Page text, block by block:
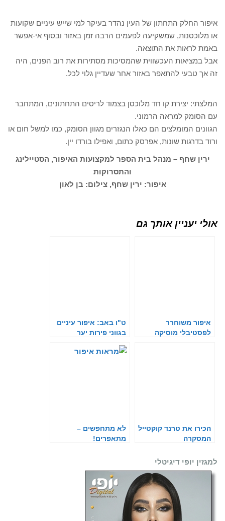
איפור החלק התחתון של העין נהדר בעיקר למי שייש עיניים שקועות
או מלוכסנות, שמשקיעה לפעמים הרבה זמן באזור ובסוף אי-אפשר
באמת לראות את התוצאה.
אבל במציאות העכשווית שהמסיכות מסתירות את רוב הפנים, היה
זה אך טבעי להתאפר באזור אחר שעדיין גלוי לכל.
המלצתי: יצירת קו חד מלוכסן בצמוד לריסים התחתונים, המתחבר
עם הסומק למראה הרמוני.
הגוונים המומלצים הם כאלו הנגזרים מגוון הסומק, כמו למשל חום או
ורוד בדרגות שונות, אפרסק כתום, ואפילו בורדו יין.
ירין שחף – מנהל בית הספר למקצועות האיפור, הסטיילינג
והתסרוקות
איפור: ירין שחף, צילום: בן לאון
אולי יעניין אותך גם
איפור משוחרר
לפסטיבלי מוסיקה
ט"ו באב: איפור עיניים
בגווני פירות יער
הכירו את טרנד קוקטייל
המסקרה
לא מתחפשים –
מתאפרים!
למגזין יופי דיגיטלי